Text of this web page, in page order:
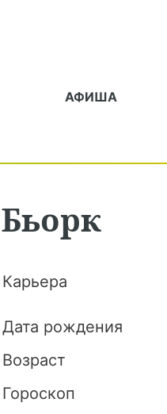
АФИША
Бьорк
Карьера
Дата рождения
Возраст
Гороскоп